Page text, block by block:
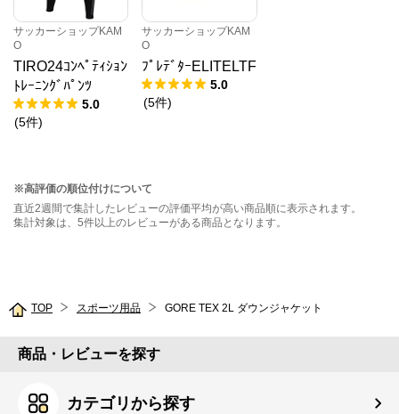
サッカーショップKAM
O
TIRO24ｺﾝﾍﾟﾃｨｼｮﾝ
ﾄﾚｰﾆﾝｸﾞﾊﾟﾝﾂ
5.0
(5件)
サッカーショップKAM
O
ﾌﾟﾚﾃﾞﾀｰELITELTF
5.0
(5件)
※高評価の順位付けについて
直近2週間で集計したレビューの評価平均が高い商品順に表示されます。
集計対象は、5件以上のレビューがある商品となります。
TOP スポーツ用品 GORE TEX 2L ダウンジャケット
商品・レビューを探す
カテゴリから探す